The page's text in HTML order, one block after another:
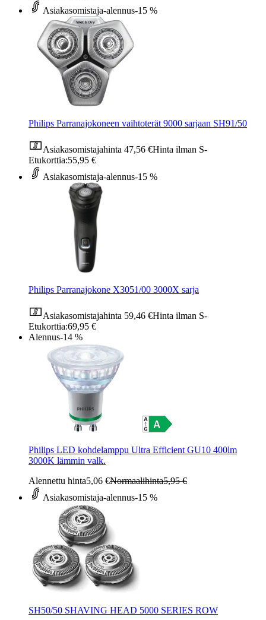
Asiakasomistaja-alennus-15 %
Philips Parranajokoneen vaihtoterät 9000 sarjaan SH91/50
Asiakasomistajahinta 47,56 €Hinta ilman S-
Etukorttia:55,95 €
Asiakasomistaja-alennus-15 %
Philips Parranajokone X3051/00 3000X sarja
Asiakasomistajahinta 59,46 €Hinta ilman S-
Etukorttia:69,95 €
Alennus-14 %
Philips LED kohdelamppu Ultra Efficient GU10 400lm
3000K lämmin valk.
Alennettu hinta5,06 €Normaalihinta5,95 €
Asiakasomistaja-alennus-15 %
SH50/50 SHAVING HEAD 5000 SERIES ROW